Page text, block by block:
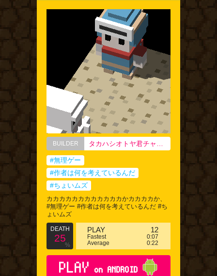
BUILDER
#無理ゲー
#作者は何を考えているんだ
#ちょいムズ
カカカカカカカカカカカカかカカカカか、
#無理ゲー #作者は何を考えているんだ #ち
ょいムズ
DEATH
25
%
PLAY 12
Fastest
0:07
Average
0:22
PLAY on ANDROID